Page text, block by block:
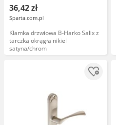
36,42 zł
Sparta.com.pl
Klamka drzwiowa B-Harko Salix z
tarczką okrągłą nikiel
satyna/chrom